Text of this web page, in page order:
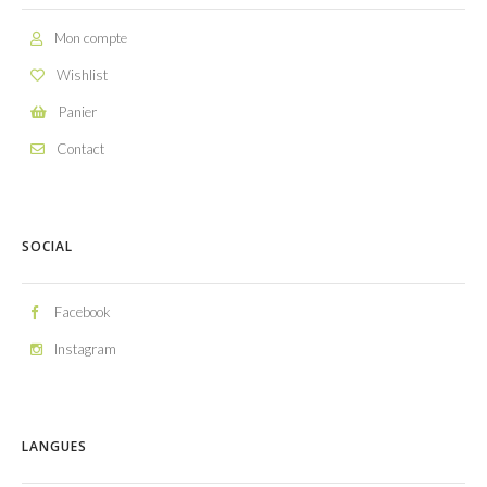
Mon compte
Wishlist
Panier
Contact
SOCIAL
Facebook
Instagram
LANGUES